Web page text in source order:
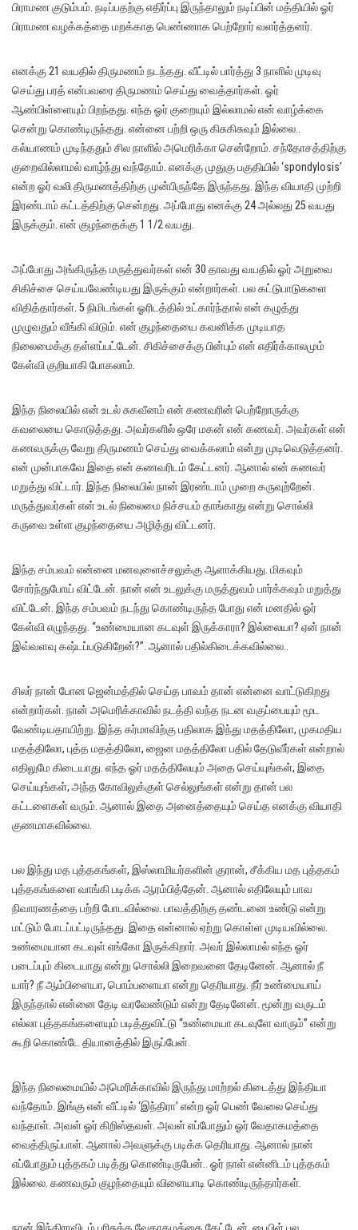
பிராமண குடும்பம். நடிப்பதற்கு எதிர்ப்பு இருந்தாலும் நடிப்பின் மத்தியில் ஓர்
பிராமண வழக்கத்தை மறக்காத பெண்ணாக பெற்றோர் வளர்த்தனர்.
எனக்கு 21 வயதில் திருமணம் நடந்தது. வீட்டில் பார்த்து 3 நாளில் முடிவு
செய்து பரத் என்பவரை திருமணம் செய்து வைத்தார்கள். ஓர்
ஆண்பிள்ளையும் பிறந்தது. எந்த ஓர் குறையும் இல்லாமல் என் வாழ்க்கை
சென்று கொண்டிருந்தது. என்னை பற்றி ஒரு கிசுகிசுவும் இல்லை..
கல்யாணம் முடிந்ததும் சில நாளில் அமெரிக்கா சென்றோம். சந்தோசத்திற்கு
குறைவில்லாமல் வாழ்ந்து வந்தோம். எனக்கு முதுகு பகுதியில் ‘spondylosis’
என்ற ஓர் வலி திருமணத்திற்கு முன்பிருந்தே இருந்தது. இந்த வியாதி முற்றி
இரண்டாம் கட்டத்திற்கு சென்றது. அப்போது எனக்கு 24 அல்லது 25 வயது
இருக்கும். என் குழந்தைக்கு 1 1/2 வயது.
அப்போது அங்கிருந்த மருத்துவர்கள் என் 30 தாவது வயதில் ஓர் அறுவை
சிகிச்சை செய்யவேண்டியது இருக்கும் என்றார்கள். பல கட்டுபாடுகளை
விதித்தார்கள். 5 நிமிடங்கள் ஓரிடத்தில் உட்கார்ந்தால் என் கழுத்து
முழுவதும் வீங்கி விடும். என் குழந்தையை கவனிக்க முடியாத
நிலைமைக்கு தள்ளப்பட்டேன். சிகிச்சைக்கு பின்பும் என் எதிர்க்காலமும்
கேள்வி குறியாகி போகலாம்.
இந்த நிலையில் என் உடல் சுகவீனம் என் கணவரின் பெற்றோருக்கு
கவலையை கொடுத்தது. அவர்களில் ஒரே மகன் என் கணவர். அவர்கள் என்
கணவருக்கு வேறு திருமணம் செய்து வைக்கலாம் என்று முடிவெடுத்தனர்.
என் முன்பாகவே இதை என் கணவரிடம் கேட்டனர். ஆனால் என் கணவர்
மறுத்து விட்டார். இந்த நிலையில் நான் இரண்டாம் முறை கருவுற்றேன்.
மருத்துவர்கள் என் உடல் நிலைமை நிச்சயம் தாங்காது என்று சொல்லி
கருவை உள்ள குழந்தையை அழித்து விட்டனர்.
இந்த சம்பவம் என்னை மனவுளைச்சலுக்கு ஆளாக்கியது. மிகவும்
சோர்ந்துபோய் விட்டேன். நான் என் உடலுக்கு மருத்துவம் பார்க்கவும் மறுத்து
விட்டேன். இந்த சம்பவம் நடந்து கொண்டிருந்த போது என் மனதில் ஓர்
கேள்வி எழுந்தது. “உண்மையான கடவுள் இருக்காரா? இல்லையா? ஏன் நான்
இவ்வளவு கஷ்டப்படுகிறேன்?”. ஆனால் பதில்கிடைக்கவில்லை..
சிலர் நான் போன ஜென்மத்தில் செய்த பாவம் தான் என்னை வாட்டுகிறது
என்றார்கள். நான் அமெரிக்காவில் நடத்தி வந்த நடன வகுப்பையும் மூட
வேண்டியதாயிற்று. இந்த கர்மாவிற்கு பதிலாக இந்து மதத்திலோ, முகமதிய
மதத்திலோ, புத்த மதத்திலோ, ஜைன மதத்திலோ பதில் தேடுவீர்கள் என்றால்
எதிலுமே கிடையாது. எந்த ஓர் மதத்திலேயும் அதை செய்யுங்கள், இதை
செய்யுங்கள், அந்த கோவிலுக்குள் செல்லுங்கள் என்று தான் பல
கட்டளைகள் வரும். ஆனால் இதை அனைத்தையும் செய்த எனக்கு வியாதி
குணமாகவில்லை.
பல இந்து மத புத்தகங்கள், இஸ்லாமியர்களின் குரான், சீக்கிய மத புத்தகம்
புத்தகங்களை வாங்கி படிக்க ஆரம்பித்தேன். ஆனால் எதிலேயும் பாவ
நிவாரணத்தை பற்றி போடவில்லை. பாவத்திற்கு தண்டனை உண்டு என்று
மட்டும் போடப்பட்டிருந்தது. இதை என்னால் ஏற்று கொள்ள முடியவில்லை.
உண்மையான கடவுள் எங்கோ இருக்கிறார். அவர் இல்லாமல் எந்த ஓர்
படைப்பும் கிடையாது என்று சொல்லி இறைவனை தேடினேன். ஆனால் நீ
யார்? நீ ஆம்பிளையா, பொம்பளையா என்று தெரியாது. நீர் உண்மையாய்
இருந்தால் என்னை தேடி வரவேண்டும் என்று தேடினேன். மூன்று வருடம்
எல்லா புத்தகங்களையும் படித்துவிட்டு “உண்மையா கடவுளே வாரும்” என்று
கூறி கொண்டே தியானத்தில் இருப்பேன்.
இந்த நிலைமையில் அமெரிக்காவில் இருந்து மாற்றல் கிடைத்து இந்தியா
வந்தோம். இங்கு என் வீட்டில் ‘இந்திரா’ என்ற ஓர் பெண் வேலை செய்து
வந்தாள். அவள் ஓர் கிறிஸ்தவள். அவள் எப்போதும் ஓர் வேதாகமத்தை
வைத்திருப்பாள். ஆனால் அவளுக்கு படிக்க தெரியாது. ஆனால் நான்
எப்போதும் புத்தகம் படித்து கொண்டிருபேன்.. ஓர் நாள் என்னிடம் புத்தகம்
இல்லை. கணவரும் குழந்தையும் விளையாடி கொண்டிருந்தார்கள்.